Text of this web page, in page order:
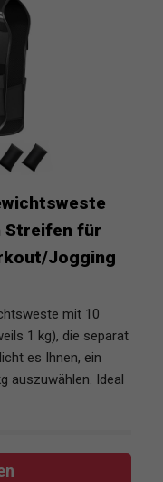
Streifen für
Jogging
mit 10
1 kg), die separat
es Ihnen, ein
auszuwählen. Ideal